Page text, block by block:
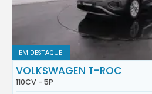
EM DESTAQUE
VOLKSWAGEN T-ROC
110CV - 5P